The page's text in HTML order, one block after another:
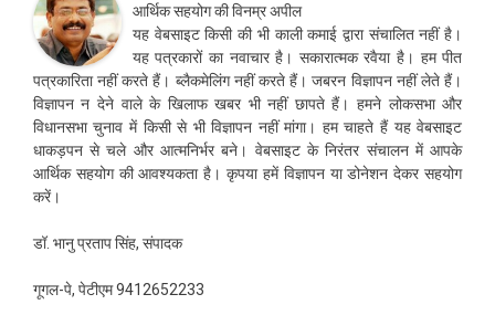
आर्थिक सहयोग की विनम्र अपील
यह वेबसाइट किसी की भी काली कमाई द्वारा संचालित नहीं है।
यह पत्रकारों का नवाचार है। सकारात्मक रवैया है। हम पीत
पत्रकारिता नहीं करते हैं। ब्लैकमेलिंग नहीं करते हैं। जबरन विज्ञापन नहीं लेते हैं।
विज्ञापन न देने वाले के खिलाफ खबर भी नहीं छापते हैं। हमने लोकसभा और
विधानसभा चुनाव में किसी से भी विज्ञापन नहीं मांगा। हम चाहते हैं यह वेबसाइट
धाकड़पन से चले और आत्मनिर्भर बने। वेबसाइट के निरंतर संचालन में आपके
आर्थिक सहयोग की आवश्यकता है। कृपया हमें विज्ञापन या डोनेशन देकर सहयोग
करें।
डॉ. भानु प्रताप सिंह, संपादक
गूगल-पे, पेटीएम 9412652233